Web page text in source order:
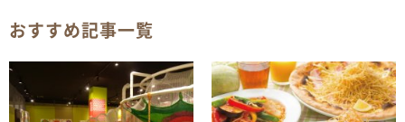
おすすめ記事一覧